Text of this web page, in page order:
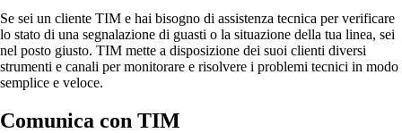
Se sei un cliente TIM e hai bisogno di assistenza tecnica per verificare
lo stato di una segnalazione di guasti o la situazione della tua linea, sei
nel posto giusto. TIM mette a disposizione dei suoi clienti diversi
strumenti e canali per monitorare e risolvere i problemi tecnici in modo
semplice e veloce.
Comunica con TIM